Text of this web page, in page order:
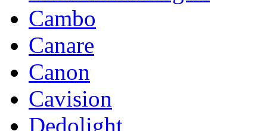
Cambo
Canare
Canon
Cavision
Dedolight